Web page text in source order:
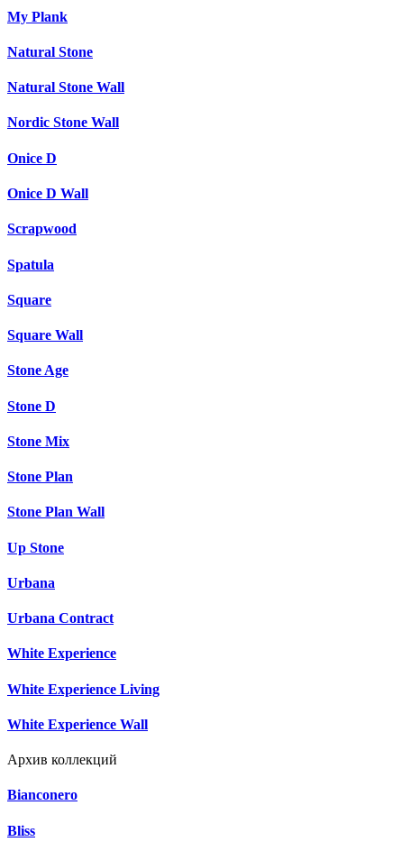
My Plank
Natural Stone
Natural Stone Wall
Nordic Stone Wall
Onice D
Onice D Wall
Scrapwood
Spatula
Square
Square Wall
Stone Age
Stone D
Stone Mix
Stone Plan
Stone Plan Wall
Up Stone
Urbana
Urbana Contract
White Experience
White Experience Living
White Experience Wall
Архив коллекций
Bianconero
Bliss